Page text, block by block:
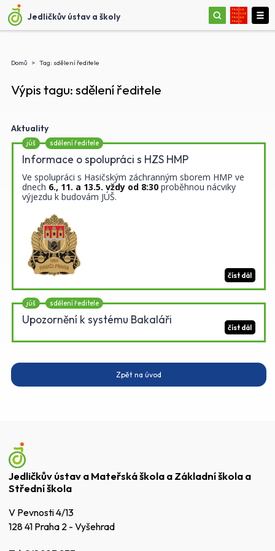
Jedličkův ústav a školy
Domů Tag: sdělení ředitele(aktuální)
Výpis tagu: sdělení ředitele
Aktuality
júš sdělení ředitele
Informace o spolupráci s HZS HMP
Ve spolupráci s Hasičským záchranným sborem HMP ve
dnech 6., 11. a 13.5. vždy od 8:30 proběhnou nácviky
výjezdu k budovám JÚŠ.
číst dál
júš sdělení ředitele
Upozornění k systému Bakaláři
číst dál
Zpět na úvod
Jedličkův ústav a Mateřská škola a Základní škola a
Střední škola
V Pevnosti 4/13
128 41 Praha 2 - Vyšehrad